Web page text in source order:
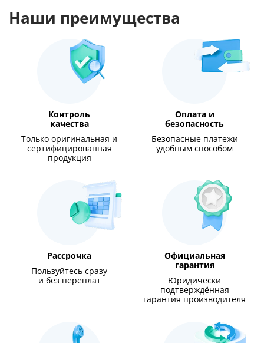
Наши преимущества
Контроль
качества
Только оригинальная и
сертифицированная
продукция
Оплата и
безопасность
Безопасные платежи
удобным способом
Рассрочка
Пользуйтесь сразу
и без переплат
Официальная
гарантия
Юридически
подтверждённая
гарантия производителя